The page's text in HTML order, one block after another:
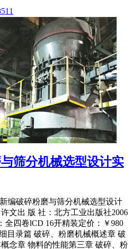
筛分机械选型设计实
编破碎粉磨与筛分机械选型设计
文出 版 社：北方工业出版社2006
全四卷lCD 16开精装定价：￥980
目录篇 破碎、粉磨机械概述章 破
念章 物料的性能第三章 破碎、粉